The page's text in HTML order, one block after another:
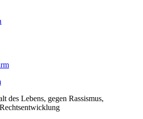
des Lebens, gegen Rassismus,